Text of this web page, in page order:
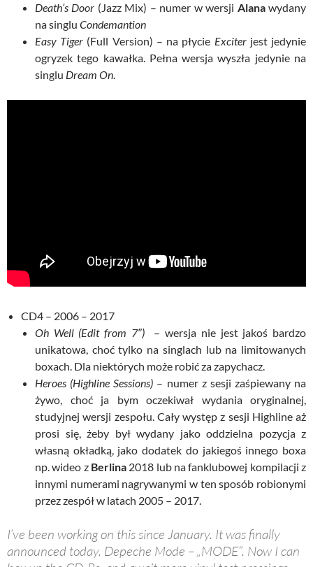
Death’s Door (Jazz Mix) – numer w wersji Alanawydany
na singlu Condemantion
Easy Tiger (Full Version) – na płycie Exciterjest jedynie
ogryzek tego kawałka. Pełna wersja wyszła jedynie na
singlu Dream On.
CD4 – 2006 – 2017
Oh Well (Edit from 7″) – wersja nie jest jakoś bardzo
unikatowa, choć tylko na singlach lub na limitowanych
boxach. Dla niektórych może robić za zapychacz.
Heroes (Highline Sessions) – numer z sesji zaśpiewany na
żywo, choć ja bym oczekiwał wydania oryginalnej,
studyjnej wersji zespołu. Cały występ z sesji Highline aż
prosi się, żeby był wydany jako oddzielna pozycja z
własną okładką, jako dodatek do jakiegoś innego boxa
np. wideo z Berlina 2018 lub na fanklubowej kompilacji z
innymi numerami nagrywanymi w ten sposób robionymi
przez zespół w latach 2005 – 2017.
I’ve been working on this since January. It was finally
announced today. Depeche Mode – „MODE”. Now I can